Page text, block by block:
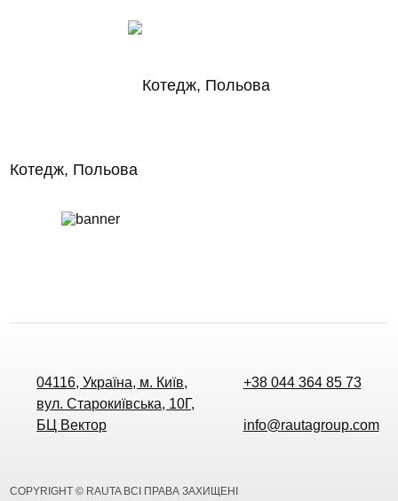
Котедж, Польова
04116, Україна, м. Київ,
вул. Старокиївська, 10Г,
БЦ Вектор
+38 044 364 85 73
info@rautagroup.com
COPYRIGHT © RAUTA ВСІ ПРАВА ЗАХИЩЕНІ